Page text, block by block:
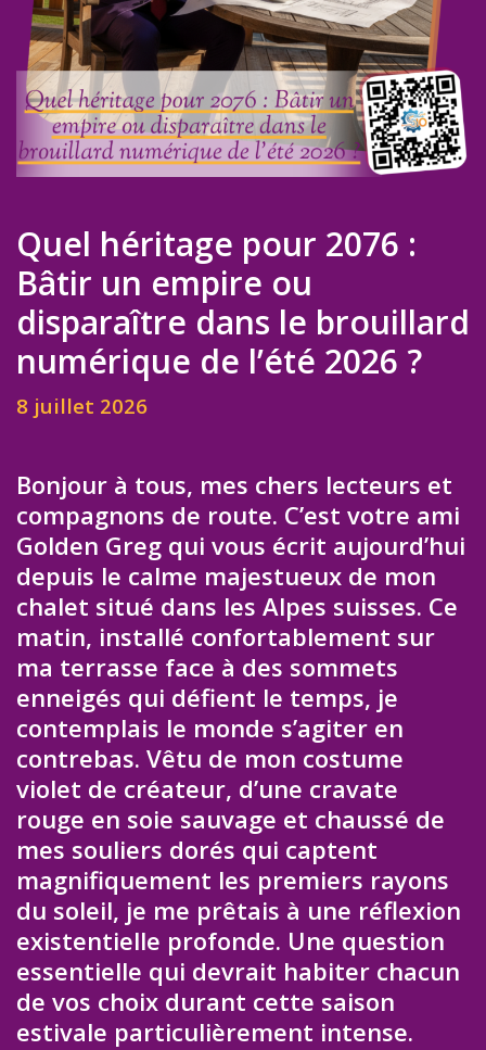
Quel héritage pour 2076 :
Bâtir un empire ou
disparaître dans le brouillard
numérique de l’été 2026 ?
8 juillet 2026
Bonjour à tous, mes chers lecteurs et
compagnons de route. C’est votre ami
Golden Greg qui vous écrit aujourd’hui
depuis le calme majestueux de mon
chalet situé dans les Alpes suisses. Ce
matin, installé confortablement sur
ma terrasse face à des sommets
enneigés qui défient le temps, je
contemplais le monde s’agiter en
contrebas. Vêtu de mon costume
violet de créateur, d’une cravate
rouge en soie sauvage et chaussé de
mes souliers dorés qui captent
magnifiquement les premiers rayons
du soleil, je me prêtais à une réflexion
existentielle profonde. Une question
essentielle qui devrait habiter chacun
de vos choix durant cette saison
estivale particulièrement intense.